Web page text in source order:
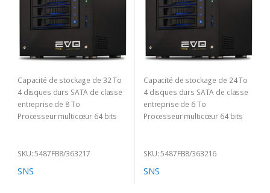
Capacité de stockage de 32 To
4 disques durs SATA de classe
entreprise de 8 To
Processeur multicœur 64 bits
SKU: 5487FB8/363217
SNS
Capacité de stockage de 24 To
4 disques durs SATA de classe
entreprise de 6 To
Processeur multicœur 64 bits
(Délai incertain à cause du
SKU: 5487FB8/363216
SNS